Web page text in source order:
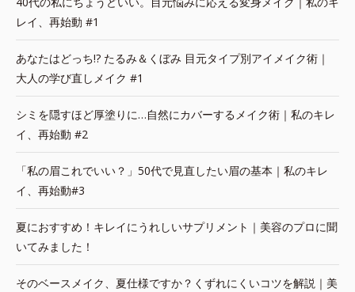
レイ、再始動 #1
あなたはどっち!? たるみ＆くぼみ 目元タイプ別アイメイク術｜
大人の学び直しメイク #1
シミを隠すほど厚塗りに…自然にカバーするメイク術｜私のキレ
イ、再始動 #2
「私の眉これでいい？」50代で見直したい眉の基本｜私のキレ
イ、再始動#3
夏におすすめ！キレイにうれしいサプリメント｜美容のプロに聞
いてみました！
そのベースメイク、夏仕様ですか？くずれにくいコツを解説｜美